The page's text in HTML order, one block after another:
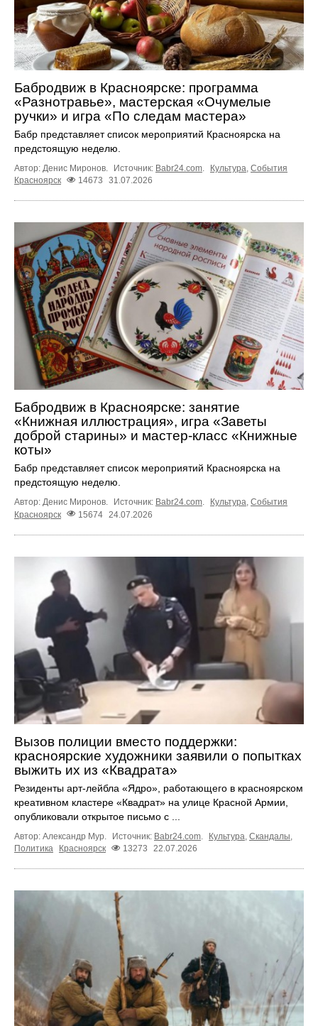
Бабродвиж в Красноярске: программа
«Разнотравье», мастерская «Очумелые
ручки» и игра «По следам мастера»
Бабр представляет список мероприятий Красноярска на
предстоящую неделю.
Автор: Денис Миронов. Источник: Babr24.com Культура События
Красноярск
14673 31.07.2026
Бабродвиж в Красноярске: занятие
«Книжная иллюстрация», игра «Заветы
доброй старины» и мастер-класс «Книжные
коты»
Бабр представляет список мероприятий Красноярска на
предстоящую неделю.
Автор: Денис Миронов. Источник: Babr24.com. Культура, События
Красноярск
15674 24.07.2026
Вызов полиции вместо поддержки:
красноярские художники заявили о попытках
выжить их из «Квадрата»
Резиденты арт-лейбла «Ядро», работающего в красноярском
креативном кластере «Квадрат» на улице Красной Армии,
опубликовали открытое письмо с ...
Автор: Александр Мур. Источник: Babr24.com. Культура, Скандалы,
Политика
Красноярск 13273 22.07.2026